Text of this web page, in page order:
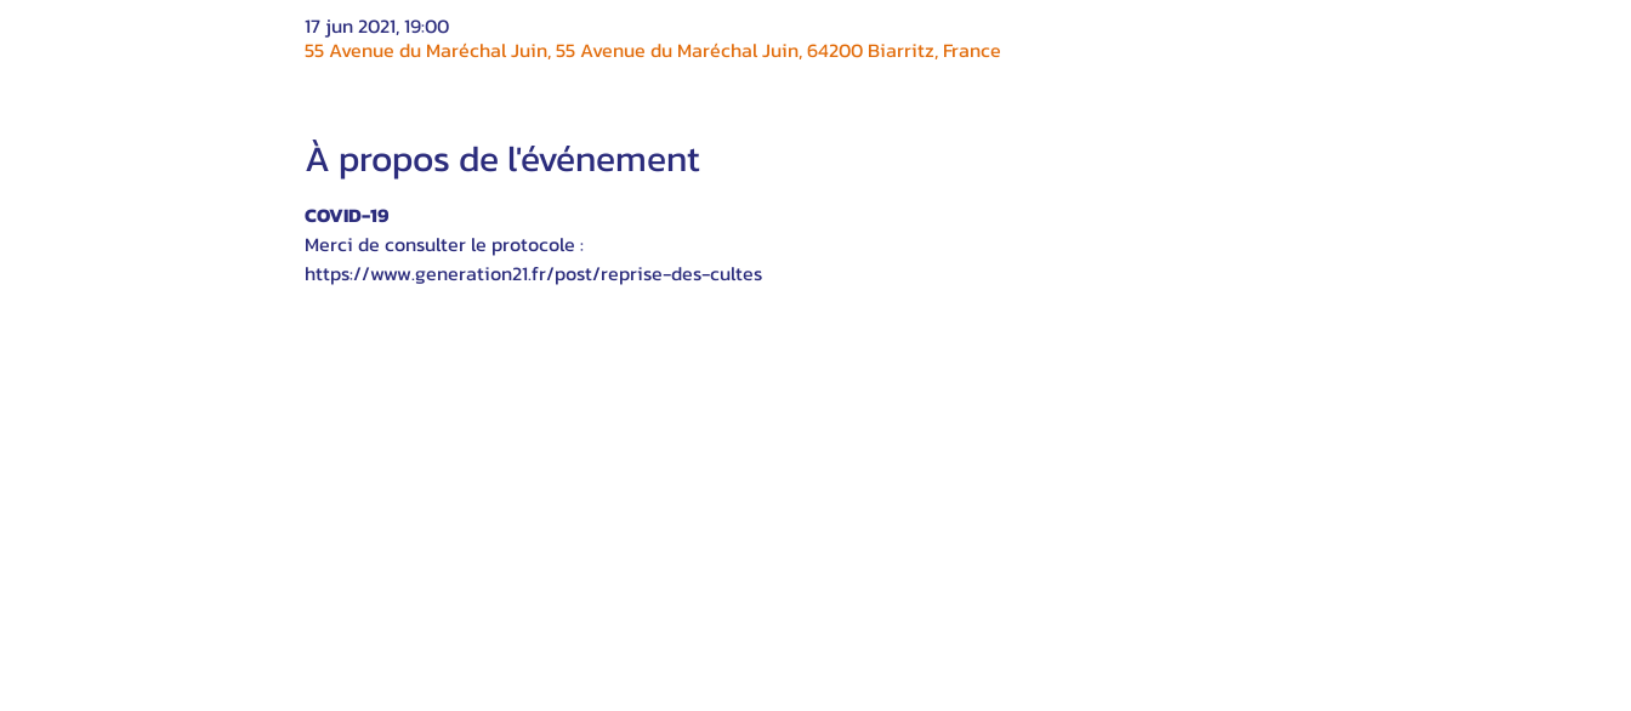
17 jun 2021, 19:00
55 Avenue du Maréchal Juin, 55 Avenue du Maréchal Juin, 64200 Biarritz, France
À propos de l'événement
COVID-19
Merci de consulter le protocole :
https://www.generation21.fr/post/reprise-des-cultes